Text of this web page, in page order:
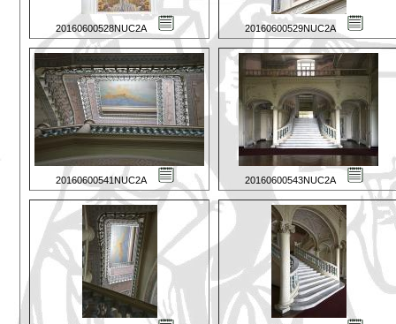
20160600528NUC2A 20160600529NUC2A
20160600541NUC2A 20160600543NUC2A